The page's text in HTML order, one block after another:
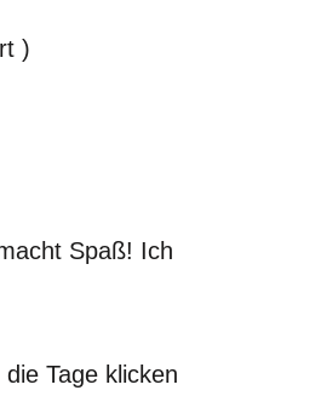
)
Spaß! Ich
Tage klicken